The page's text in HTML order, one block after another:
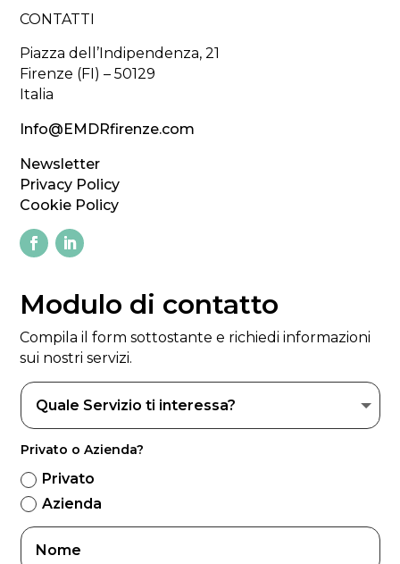
CONTATTI
Piazza dell’Indipendenza, 21
Firenze (FI) – 50129
Italia
Info@EMDRfirenze.com
Newsletter
Privacy Policy
Cookie Policy
Modulo di contatto
Compila il form sottostante e richiedi informazioni
sui nostri servizi.
Privato o Azienda?
Privato
Azienda